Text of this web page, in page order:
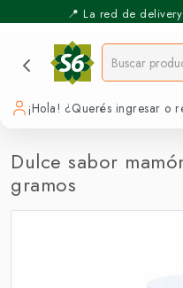
📍 La red de
¡Hola! ¿Querés ingresar o
Dulce sabor
gramos